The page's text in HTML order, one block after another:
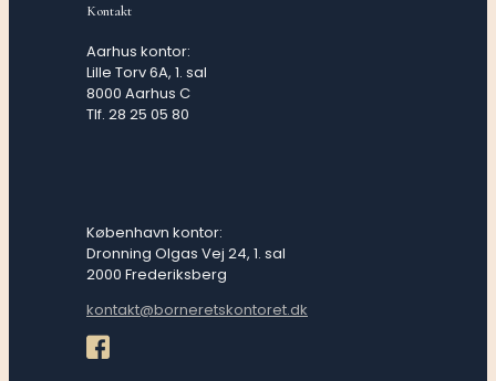
Kontakt
Aarhus kontor:
Lille Torv 6A, 1. sal
8000 Aarhus C
Tlf. 28 25 05 80
København kontor:
Dronning Olgas Vej 24, 1. sal
2000 Frederiksberg
kontakt@borneretskontoret.dk